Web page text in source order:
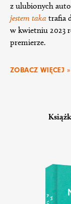
z ulubionych
jestem taka trafia
w kwietniu 2023
premierze.
ZOBACZ WIĘCEJ »